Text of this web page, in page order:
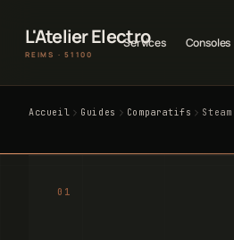
L'Atelier Electro
REIMS · 51100
Services Consoles
Accueil Guides Comparatifs